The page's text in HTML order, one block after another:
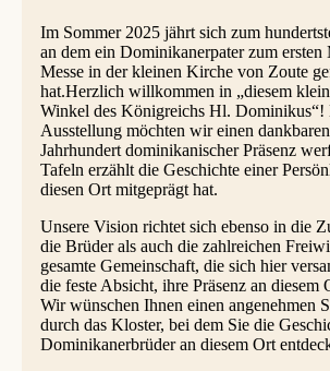
Im Sommer 2025 jährt sich zum
an dem ein Dominikanerpater zum
Messe in der kleinen Kirche von Zoute
hat.Herzlich willkommen in „diesem
Winkel des Königreichs Hl. Dominikus“!
Ausstellung möchten wir einen
Jahrhundert dominikanischer Präsenz
Tafeln erzählt die Geschichte einer
diesen Ort mitgeprägt hat.
Unsere Vision richtet sich ebenso in die
die Brüder als auch die zahlreichen
gesamte Gemeinschaft, die sich hier
die feste Absicht, ihre Präsenz an diesem
Wir wünschen Ihnen einen angenehmen
durch das Kloster, bei dem Sie die
Dominikanerbrüder an diesem Ort